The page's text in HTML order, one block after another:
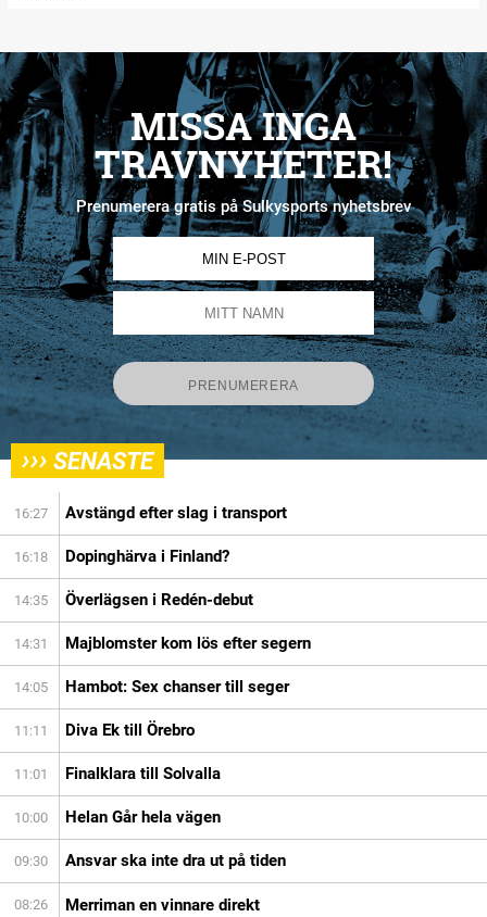
MISSA INGA
TRAVNYHETER!
Prenumerera gratis på Sulkysports nyhetsbrev
››› SENASTE
16:27 Avstängd efter slag i transport
16:18 Dopinghärva i Finland?
14:35 Överlägsen i Redén-debut
14:31 Majblomster kom lös efter segern
14:05 Hambot: Sex chanser till seger
11:11 Diva Ek till Örebro
11:01 Finalklara till Solvalla
10:00 Helan Går hela vägen
09:30 Ansvar ska inte dra ut på tiden
08:26 Merriman en vinnare direkt